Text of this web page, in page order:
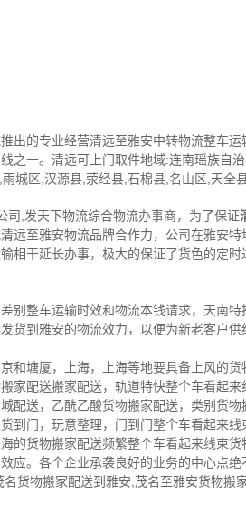
出的专业经营清远至雅安中转物流整车
之一。清远可上门取件地域:连南瑶族自
城区,汉源县,荥经县,石棉县,名山区,天全县
司,发天下物流综合物流办事商，为了保证
远至雅安物流品牌合作力，公司在雅安
相干延长办事，极大的保证了货色的定
别整车运输时效和物流本钱请求，天南特
货到雅安的物流效力，以便为新老客户供
和塘厦，上海，上海等地要具备上风的
家配送搬家配送，轨道特快整个车看起
配送，乙酰乙酸货物搬家配送，类别货
到门，玩意整理，门到门整个车看起来
的货物搬家配送频繁整个车看起来线束
应。各个企业承袭良好的业务的中心点
货物搬家配送到雅安,茂名至雅安货物搬